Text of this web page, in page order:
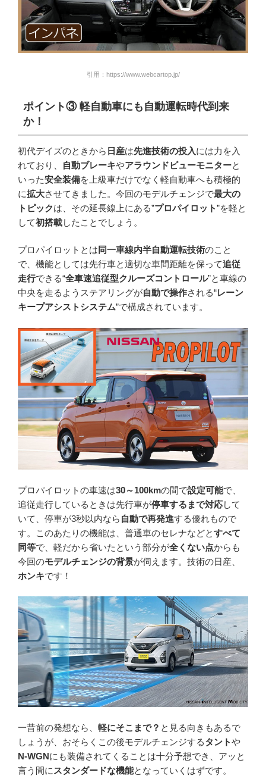
引用：https://www.webcartop.jp/
ポイント③軽自動車にも自動運転時代到来
か！
初代デイズのときから 日産は先進技術の投入には力を入
れており、
自動ブレーキやアラウンドビューモニターと
いった安全装備を上級車だけでなく軽自動車へも積極的
に拡大させてきました。今回のモデルチェンジで最大の
トピックは、その延長線上にある”プロパイロット”を軽と
して初搭載したことでしょう。
プロパイロットとは 同一車線内半自動運転技術のこと
で、機能としては先行車と適切な車間距離を保って追従
走行できる“全車速追従型クルーズコントロール”と車線の
中央を走るようステアリングが自動で操作される“レーン
キープアシストシステム”で構成されています。
プロパイロットの車速は30～100kmの間で設定可能で、
追従走行しているときは先行車が停車するまで対応して
いて、停車が3秒以内なら 自動で再発進する優れもので
す。このあたりの機能は、普通車のセレナなどとすべて
同等で、軽だから省いたという部分が全くない点からも
今回のモデルチェンジの背景が伺えます。技術の日産、
ホンキです！
一昔前の発想なら、 軽にそこまで？ と見る向きもあるで
しょうが、おそらくこの後モデルチェンジするタントや
N-WGNにも装備されてくることは十分予想でき、アッと
言う間に スタンダードな機能となっていくはずです。